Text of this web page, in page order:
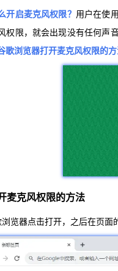
开启麦克风权限？ 用户在使
权限，就会出现没有任何声
歌浏览器打开麦克风权限的
麦克风权限的方法
览器点击打开，之后在页面